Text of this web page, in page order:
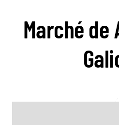
Marché de